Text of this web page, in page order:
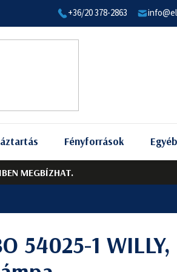
MEGBÍZHAT.
+36/20 378-2863
Fényforrások
54025-1 WILLY,